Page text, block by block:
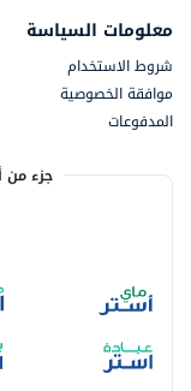
معلومات السياسة
شروط الاستخدام
موافقة الخصوصية
المدفوعات
جزء من